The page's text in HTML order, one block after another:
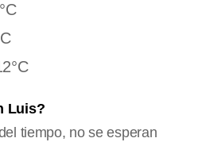
Luis?
tiempo, no se esperan